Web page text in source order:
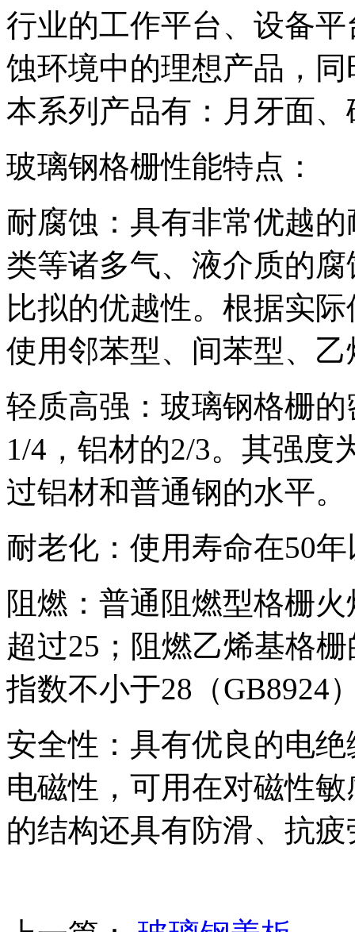
行业的工作平台、设备
蚀环境中的理想产品，
本系列产品有：月牙面
玻璃钢格栅性能特点：
耐腐蚀：具有非常优越
类等诸多气、液介质的
比拟的优越性。根据实
使用邻苯型、间苯型、
轻质高强：玻璃钢格栅
1/4，铝材的2/3。其强度
过铝材和普通钢的水平。
耐老化：使用寿命在50
阻燃：普通阻燃型格栅
超过25；阻燃乙烯基格
指数不小于28（GB8924
安全性：具有优良的电
电磁性，可用在对磁性
的结构还具有防滑、抗